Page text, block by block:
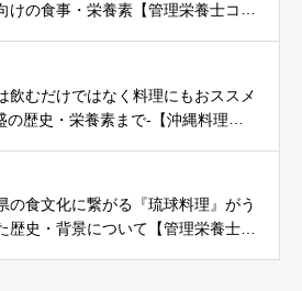
けの食事・栄養素【管理栄養士コラ
飲むだけではなく料理にもおススメ
の歴史・栄養素まで-【沖縄料理研
の食文化に繋がる『琉球料理』がう
歴史・背景について【管理栄養士コ